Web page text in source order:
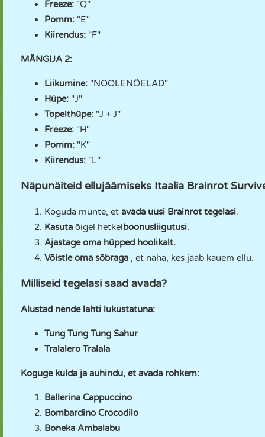
Freeze: "Q"
Pomm: "E"
Kiirendus: "F"
MÄNGIJA 2:
Liikumine: "NOOLENÕELAD"
Hüpe: "J"
Topelthüpe: "J + J"
Freeze: "H"
Pomm: "K"
Kiirendus: "L"
Näpunäiteid ellujäämiseks Itaalia Brainrot
Koguda münte, et avada uusi Brainrot tegelasi.
Kasuta õigel hetkelboonusliigutusi.
Ajastage oma hüpped hoolikalt.
Võistle oma sõbraga , et näha, kes jääb kauem ellu.
Milliseid tegelasi saad avada?
Alustad nende lahti lukustatuna:
Tung Tung Tung Sahur
Tralalero Tralala
Koguge kulda ja auhindu, et avada rohkem:
Ballerina Cappuccino
Bombardino Crocodilo
Boneka Ambalabu